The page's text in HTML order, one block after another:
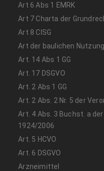
Art 6 Abs 1 EMRK
Art 7 Charta der
Art 8 CISG
Art der baulichen Nutzung
Art. 14 Abs 1 GG
Art. 17 DSGVO
Art. 2 Abs 1 GG
Art. 2 Abs. 2 Nr. 5 der
Art. 4 Abs. 3 Buchst. a der
1924/2006
Art. 5 HCVO
Art. 6 DSGVO
Arzneimittel